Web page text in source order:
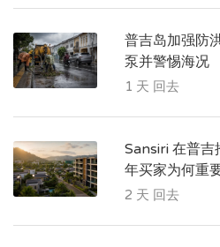
普吉岛加强防
泵并警惕海况
1 天 回去
Sansiri 在普
年买家为何重
2 天 回去